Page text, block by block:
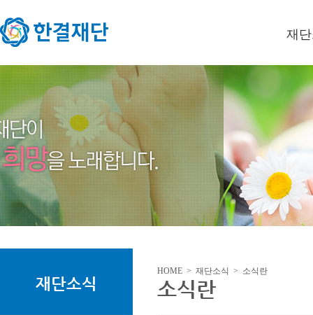
재
이사
미션/
연혁
재단소식
HOME > 재단소식 > 소식란
소식란